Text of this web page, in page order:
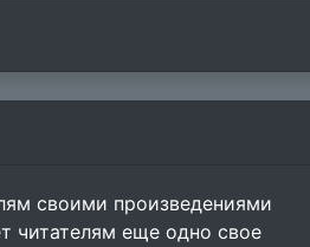
своими произведениями
читателям еще одно свое